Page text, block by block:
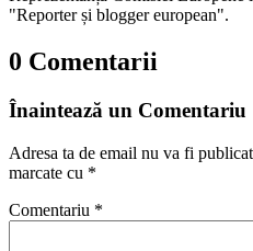
"Reporter și blogger european".
0 Comentarii
Înaintează un Comentariu
Adresa ta de email nu va fi
marcate cu *
Comentariu *